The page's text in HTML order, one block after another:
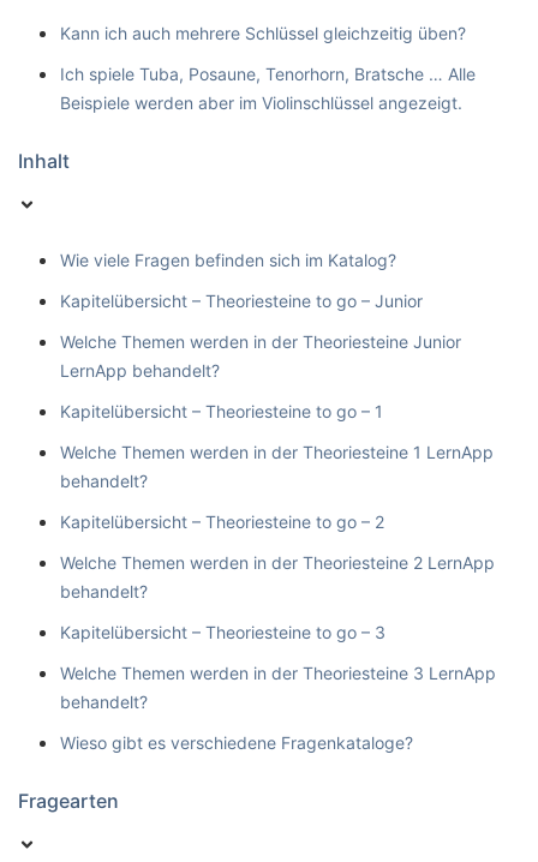
Kann ich auch mehrere Schlüssel gleichzeitig üben?
Ich spiele Tuba, Posaune, Tenorhorn, Bratsche … Alle
Beispiele werden aber im Violinschlüssel angezeigt.
Inhalt
Wie viele Fragen befinden sich im Katalog?
Kapitelübersicht – Theoriesteine to go – Junior
Welche Themen werden in der Theoriesteine Junior
LernApp behandelt?
Kapitelübersicht – Theoriesteine to go – 1
Welche Themen werden in der Theoriesteine 1 LernApp
behandelt?
Kapitelübersicht – Theoriesteine to go – 2
Welche Themen werden in der Theoriesteine 2 LernApp
behandelt?
Kapitelübersicht – Theoriesteine to go – 3
Welche Themen werden in der Theoriesteine 3 LernApp
behandelt?
Wieso gibt es verschiedene Fragenkataloge?
Fragearten